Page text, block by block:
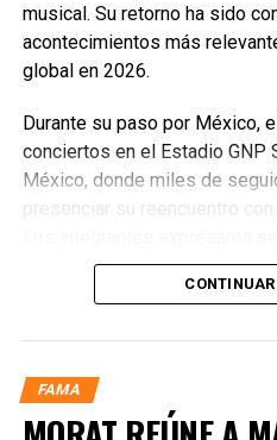
musical. Su retorno ha sido
acontecimientos más
global en 2026.
Durante su paso por México,
conciertos en el Estadio GNP
México, donde miles de
presenciar su reencuentro
conmovidos por la energía, la
público mexicano,
audiencias más apasionadas
todas las expectativas por la
FAMA